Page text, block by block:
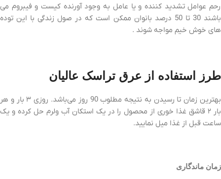
رحم عوامل تشدید کننده و یا عامل به وجود آورنده کیست و فیبروم می
باشند 30 تا 50 درصد بانوان ممکن است که در صول زندگی با این توده
های خوش خیم مواجه شوند .
طرز استفاده از عرق تراسک عالیان
بهترین زمان تا رسیدن به نتیجه مطلوب 90 روز می‌باشد. روزی ۳ بار و هر
بار ۲ قاشق غذا خوری از محصول را در یک استکان آب ولرم حل کرده و یک
ساعت قبل از غذا میل نمایید.
زمان ماندگاری